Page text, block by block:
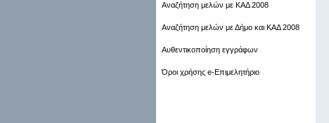
Αναζήτηση μελών με ΚΑΔ 2008
Αναζήτηση μελών με Δήμο και ΚΑΔ 2008
Αυθεντικοποίηση εγγράφων
Όροι χρήσης e-Επιμελητήριο